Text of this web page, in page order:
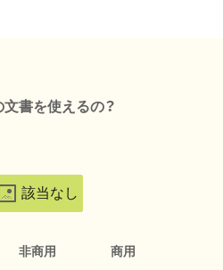
書を使えるの？
該当なし
非商用 商用